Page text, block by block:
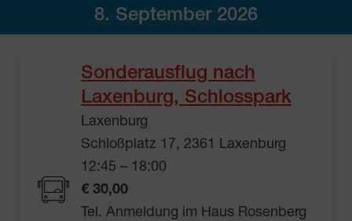
8. September 2026
Sonderausflug nach
Laxenburg, Schlosspark
Laxenburg
Schloßplatz 17, 2361 Laxenburg
12:45 – 18:00
€ 30,00
Tel. Anmeldung im Haus Rosenberg